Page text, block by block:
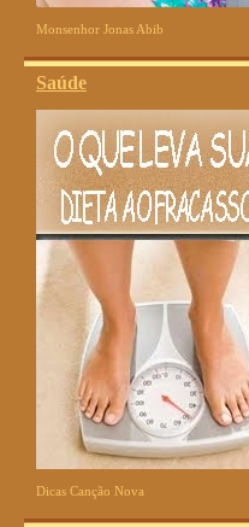
Monsenhor Jonas Abib
Saúde
Dicas Canção Nova